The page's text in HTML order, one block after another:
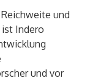
und
Indero
und vor